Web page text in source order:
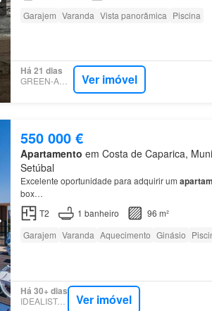
Garajem Varanda Vista panorâmica Piscina
Há 21 dias
GREEN-ACRES Ver imóvel
550 000 €
Apartamento em Costa de Caparica,
Setúbal
Excelente oportunidade para adquirir um
box…
T2
1 banheiro
96 m²
Garajem Varanda Aquecimento Ginásio
Há 30+ dias
IDEALISTA.PT Ver imóvel